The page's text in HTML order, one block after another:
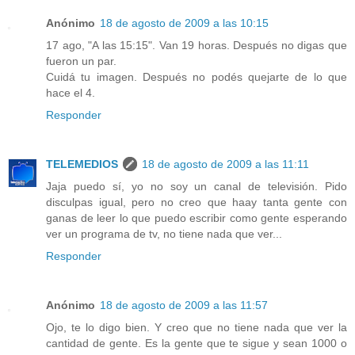
Anónimo 18 de agosto de 2009 a las 10:15
17 ago, "A las 15:15". Van 19 horas. Después no digas que
fueron un par.
Cuidá tu imagen. Después no podés quejarte de lo que
hace el 4.
Responder
TELEMEDIOS
18 de agosto de 2009 a las 11:11
Jaja puedo sí, yo no soy un canal de televisión. Pido
disculpas igual, pero no creo que haay tanta gente con
ganas de leer lo que puedo escribir como gente esperando
ver un programa de tv, no tiene nada que ver...
Responder
Anónimo 18 de agosto de 2009 a las 11:57
Ojo, te lo digo bien. Y creo que no tiene nada que ver la
cantidad de gente. Es la gente que te sigue y sean 1000 o